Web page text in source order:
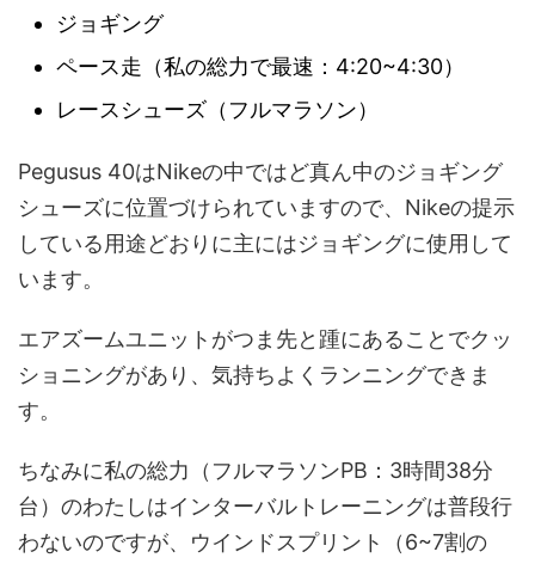
ジョギング
ペース走（私の総力で最速：4:20~4:30）
レースシューズ（フルマラソン）
Pegusus 40はNikeの中ではど真ん中のジョギング
シューズに位置づけられていますので、Nikeの提示
している用途どおりに主にはジョギングに使用して
います。
エアズームユニットがつま先と踵にあることでクッ
ショニングがあり、気持ちよくランニングできま
す。
ちなみに私の総力（フルマラソンPB：3時間38分
台）のわたしはインターバルトレーニングは普段行
わないのですが、ウインドスプリント（6~7割の